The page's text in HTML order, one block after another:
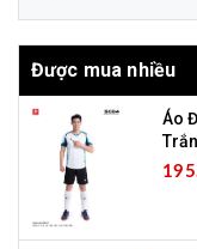
Được mua nhiều
Áo